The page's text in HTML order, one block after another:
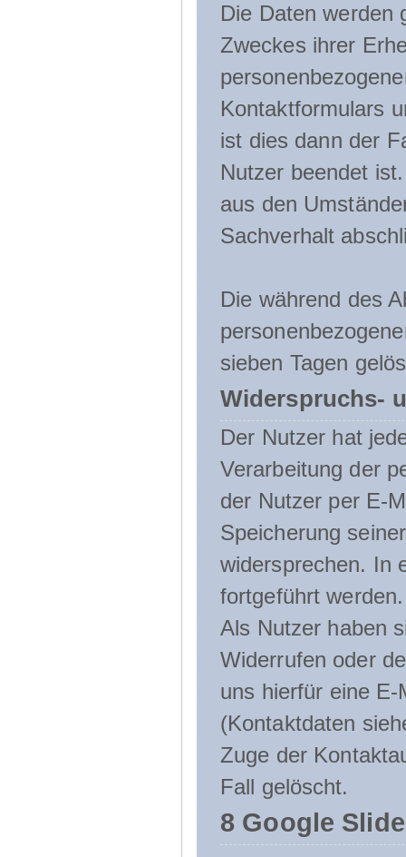
Die Daten werden
Zweckes ihrer
Kontaktformulars
ist dies dann der
Nutzer beendet
aus den
Sachverhalt
Die während des
sieben Tagen
Widerspruchs-
Der Nutzer hat
Verarbeitung der
der Nutzer per E-
Speicherung
widersprechen. In
fortgeführt werden.
Als Nutzer haben
Widerrufen oder
uns hierfür eine
(Kontaktdaten
Zuge der
Fall gelöscht.
8 Google